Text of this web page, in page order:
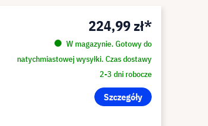
224,99 zł*
W magazynie. Gotowy do
natychmiastowej wysyłki. Czas dostawy
2-3 dni robocze
Szczegóły